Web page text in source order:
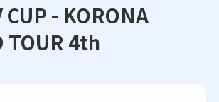
CUP - KORONA
TOUR 4th